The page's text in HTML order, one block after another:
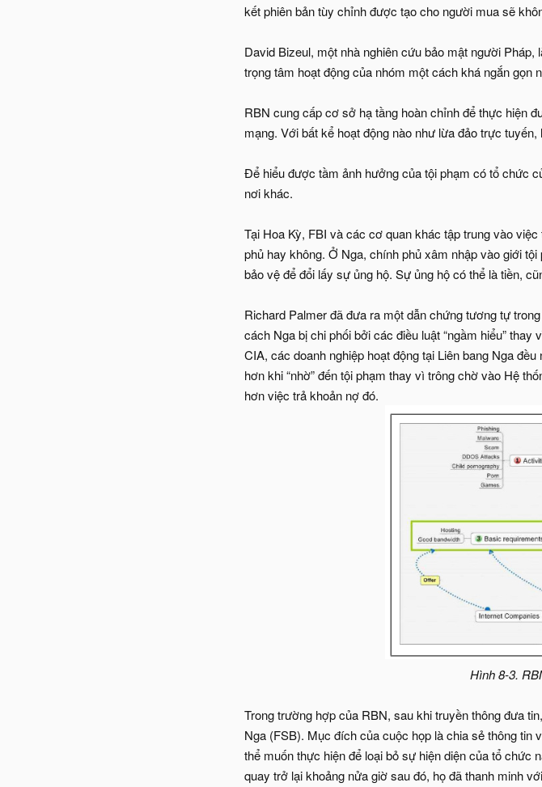
kết phiên bản tùy chỉnh được tạo cho người mua sẽ
David Bizeul, một nhà nghiên cứu bảo mật người
trọng tâm hoạt động của nhóm một cách khá ngắn gọn
RBN cung cấp cơ sở hạ tầng hoàn chỉnh để thực hiện
mạng. Với bất kể hoạt động nào như lừa đảo trực
Để hiểu được tầm ảnh hưởng của tội phạm có tổ chức
nơi khác.
Tại Hoa Kỳ, FBI và các cơ quan khác tập trung vào
phủ hay không. Ở Nga, chính phủ xâm nhập vào giới
bảo vệ để đổi lấy sự ủng hộ. Sự ủng hộ có thể là tiền,
Richard Palmer đã đưa ra một dẫn chứng tương tự
cách Nga bị chi phối bởi các điều luật “ngầm hiểu”
CIA, các doanh nghiệp hoạt động tại Liên bang Nga
hơn khi “nhờ” đến tội phạm thay vì trông chờ vào Hệ
hơn việc trả khoản nợ đó.
Hình 8-3.
Trong trường hợp của RBN, sau khi truyền thông đưa
Nga (FSB). Mục đích của cuộc họp là chia sẻ thông tin
thể muốn thực hiện để loại bỏ sự hiện diện của tổ chức
quay trở lại khoảng nửa giờ sau đó, họ đã thanh minh